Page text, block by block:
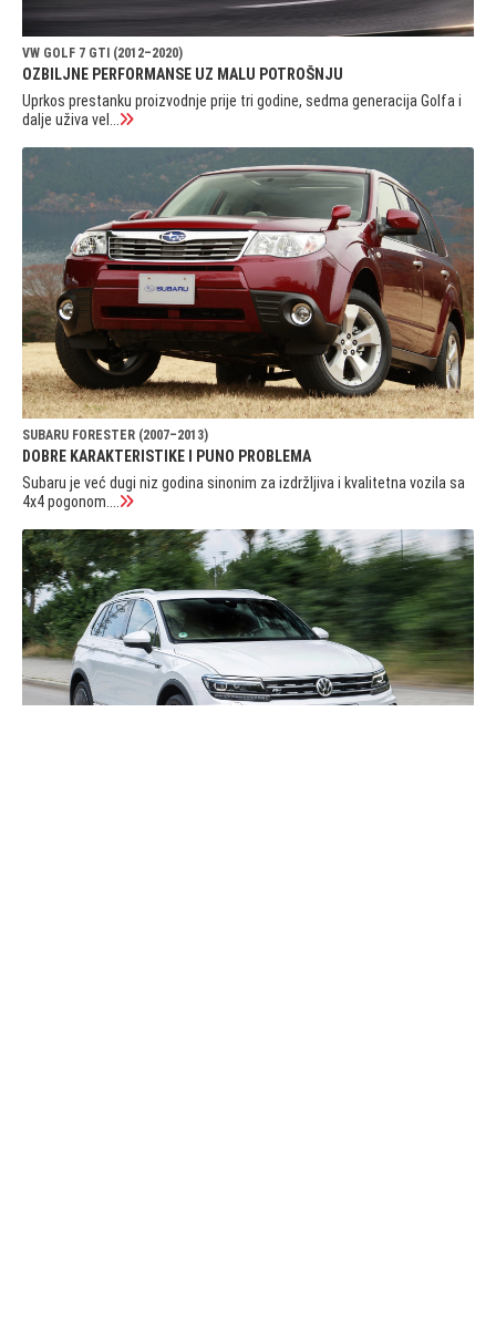
VW GOLF 7 GTI (2012–2020)
OZBILJNE PERFORMANSE UZ MALU POTROŠNJU
Uprkos prestanku proizvodnje prije tri godine, sedma generacija Golfa i
dalje uživa vel...
SUBARU FORESTER (2007–2013)
DOBRE KARAKTERISTIKE I PUNO PROBLEMA
Subaru je već dugi niz godina sinonim za izdržljiva i kvalitetna vozila sa
4x4 pogonom....